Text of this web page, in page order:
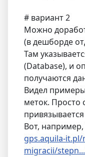
# вариант 2
Можно
(в дешборде
Там
(Database), и
получаются
Видел
меток. Просто
Вот, например,
gps.aquila-
migracii/